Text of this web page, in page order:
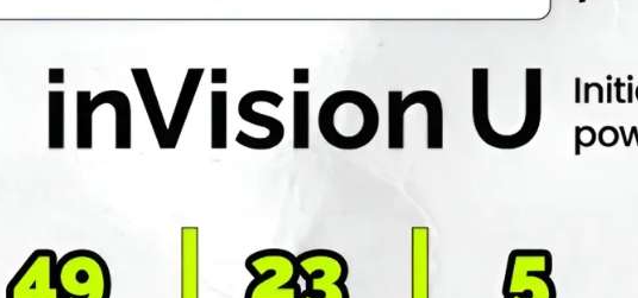
inVision U
жоғары білім берудегі озық
халықаралық ынтымақтастықты дамыту мақсатында
жанынан құрылғанFuture Universities Alliance
альянсының Innovation Sandbox бағдарламасының
Бағдарламаның алғашқы легіне Солтүстік Америка,